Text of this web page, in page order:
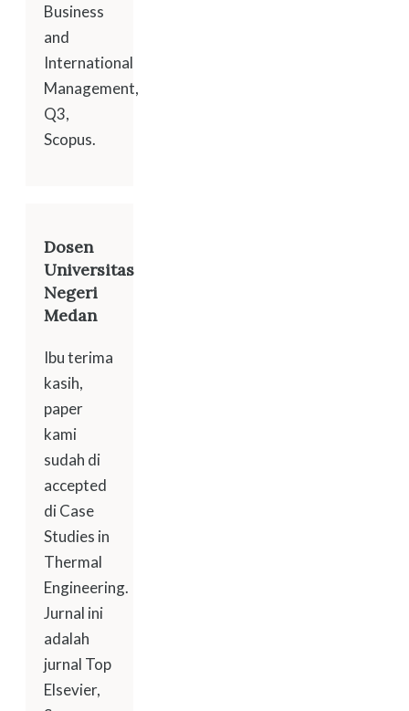
Business
and
International
Management,
Q3,
Scopus.
Dosen
Universitas
Negeri
Medan
Ibu terima
kasih,
paper
kami
sudah di
accepted
di Case
Studies in
Thermal
Engineering.
Jurnal ini
adalah
jurnal Top
Elsevier,